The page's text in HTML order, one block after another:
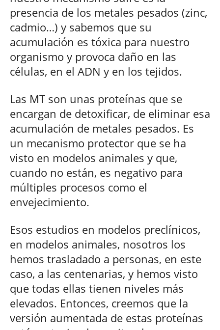
presencia de los metales pesados (zinc,
cadmio…) y sabemos que su
acumulación es tóxica para nuestro
organismo y provoca daño en las
células, en el ADN y en los tejidos.
Las MT son unas proteínas que se
encargan de detoxificar, de eliminar esa
acumulación de metales pesados. Es
un mecanismo protector que se ha
visto en modelos animales y que,
cuando no están, es negativo para
múltiples procesos como el
envejecimiento.
Esos estudios en modelos preclínicos,
en modelos animales, nosotros los
hemos trasladado a personas, en este
caso, a las centenarias, y hemos visto
que todas ellas tienen niveles más
elevados. Entonces, creemos que la
versión aumentada de estas proteínas